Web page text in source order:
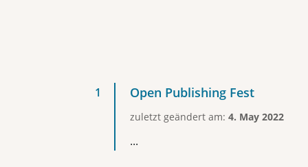
Open Publishing Fest
zuletzt geändert am: 4. May 2022
...